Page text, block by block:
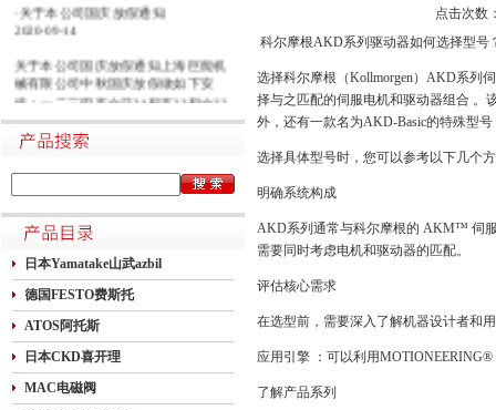
·关于本公司国庆放假通知
2020-09-14
关于本公司国庆放假通知上海巨能机
械有限公司中秋国庆放假做如下安
排：一二三四五六日21初五22初六23
初七24初八25初九26初十班27十一28
十二29十三30十四假1国庆节假2十六
廿一假8廿二9廿三班10廿四11廿五10
月1日~8日放假调休，共8天。9月27
日（星期日）、10月10日（星期六）
上班。在此期间如有进口产品需要采
响，请提前安排订货事宜。高速规定
如下1.高速免费规定时间：2020年10
月1日0时-10月8日24时，共8天
日本Yamatake山武azbil
德国FESTO费斯托
ATOS阿托斯
日本CKD喜开理
MAC电磁阀
点击次数
科尔摩根AKD系列驱动器如何选择型号
选择科尔摩根（Kollmorgen）AKD系列
择与之匹配的伺服电机和驱动器组合 。
外，还有一款名为AKD-Basic的特殊型
选择具体型号时，您可以参考以下几个
明确系统构成
AKD系列通常与科尔摩根的 AKM™ 伺
需要同时考虑电机和驱动器的匹配。
评估核心需求
在选型前，需要深入了解机器设计者和
应用引擎 ：可以利用
了解产品系列